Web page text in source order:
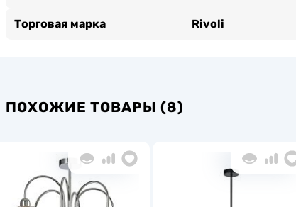
Торговая марка Rivoli
ПОХОЖИЕ ТОВАРЫ (8)